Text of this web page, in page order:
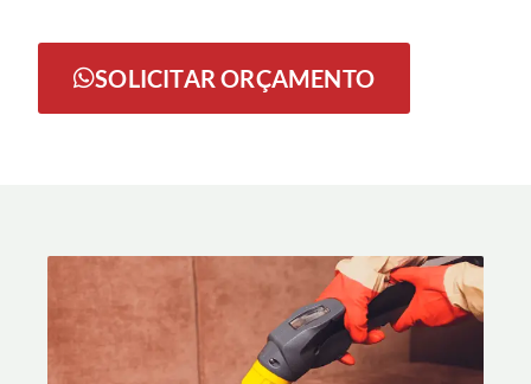
SOLICITAR ORÇAMENTO